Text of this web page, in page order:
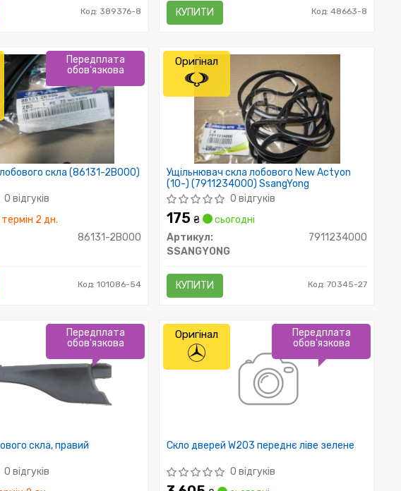
Код: 389376-8 КУПИТИ Код: 48663-8
скла (86131-2B000)
0 відгуків
термін 2 дн.
86131-2B000
Код: 101086-54
Передплата
обов'язкова
Ущільнювач скла лобового New Actyon
(10-) (7911234000) SsangYong
0 відгуків
175₴
сьогодні
Артикул:
7911234000
SSANGYONG
КУПИТИ Код: 70345-27
Оригінал
скла, правий
0 відгуків
Передплата
обов'язкова
Скло дверей W203 переднє ліве зелене
0 відгуків
Передплата
обов'язкова
Оригінал